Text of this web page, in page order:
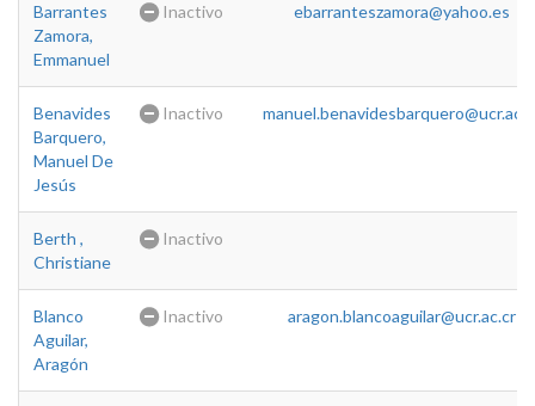
Barrantes
Zamora,
Emmanuel
Inactivo ebarranteszamora@yahoo.es
Benavides
Barquero,
Manuel De
Jesús
Inactivo
Berth ,
Christiane
Inactivo
Blanco
Aguilar,
Aragón
Inactivo aragon.blancoaguilar@ucr.ac.cr